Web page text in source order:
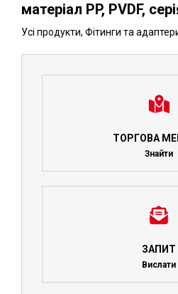
матеріал PP, PVDF,
Усі продукти, Фітинги та
ТОРГОВА
Знайти
ЗАПИТ
Вислати